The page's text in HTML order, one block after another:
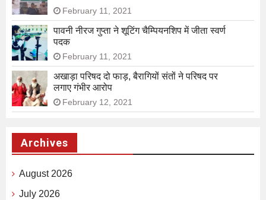
February 11, 2021
पावनी नीरज गुप्ता ने शूटिंग चैम्पियनशिप में जीता स्वर्ण
पदक
February 11, 2021
अखाड़ा परिषद दो फाड़, बैरागियों संतों ने परिषद पर
लगाए गंभीर आरोप
February 12, 2021
Archives
August 2026
July 2026